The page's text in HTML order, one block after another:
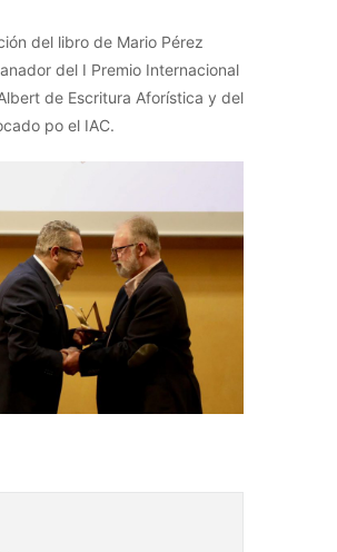
del libro de Mario Pérez
del I Premio Internacional
de Escritura Aforística y del
po el IAC.